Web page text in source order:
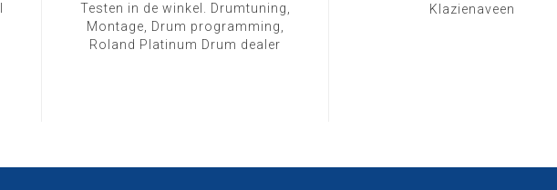
Testen in de winkel. Drumtuning,
Montage, Drum programming,
Roland Platinum Drum dealer
Klazienaveen